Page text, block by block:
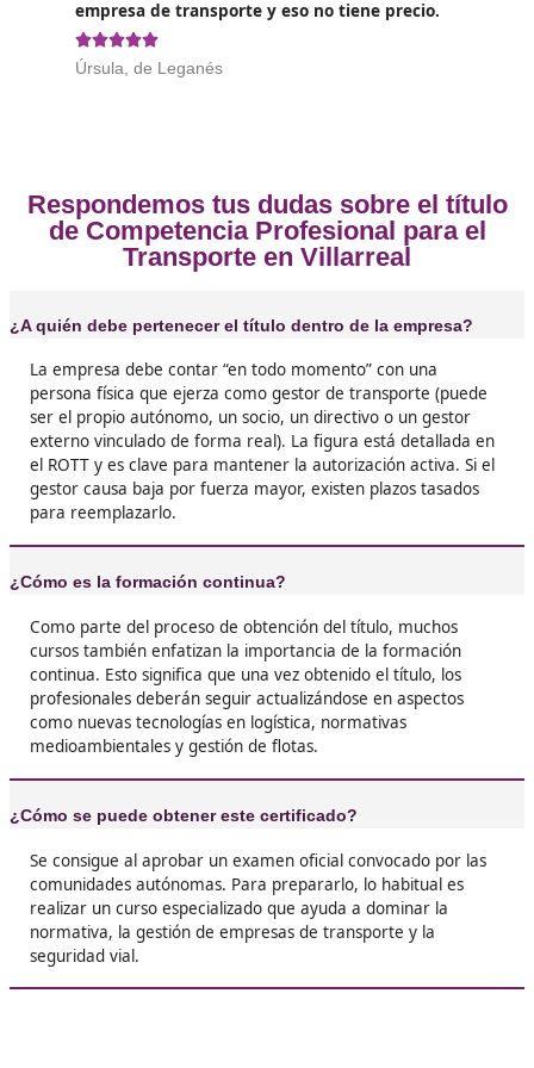
❝ Yo me saqué el año pasado con DAC docencia
Villarreal y no me arrepiento. Es un esfuerzo,
trabajar por tu cuenta sin depender de

Ernesto, de Villarreal
❝ Si de verdad quieres dedicarte al transporte,
título es obligatorio. Yo me lo saqué y ahora
tranquilidad de estar al día con la ley y con
oportunidades

Miriam, 43 años
❝ Antes trabajaba como conductor asalariado,
gracias al título ya estoy montando mi propio
negocio. Es un salto enorme, pero totalmente
recomendable.
 
José Ángel, L.J.
❝ Me daba miedo el examen, pero al final es
de prepararse bien. Ahora puedo gestionar
empresa de transporte y eso no tiene precio.